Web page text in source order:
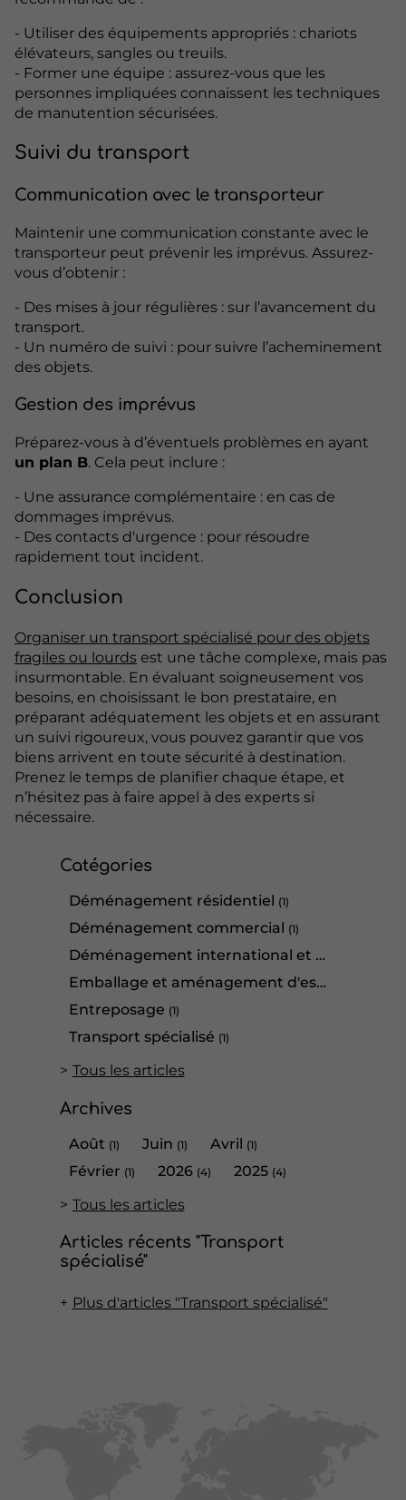
Catégories
Déménagement résidentiel (1)
Déménagement commercial (1)
Déménagement international et outre mer
Emballage et aménagement d'espace
Entreposage (1)
Transport spécialisé (1)
Tous les articles
Archives
Août (1) Juin (1) Avril (1)
Février (1) 2026 (4) 2025 (4)
Tous les articles
Articles récents "Transport
spécialisé"
Plus d'articles "Transport spécialisé"
- Utiliser des équipements appropriés : chariots
élévateurs, sangles ou treuils.
- Former une équipe : assurez-vous que les
personnes impliquées connaissent les techniques
de manutention sécurisées.
Suivi du transport
Communication avec le transporteur
Maintenir une communication constante avec le
transporteur peut prévenir les imprévus. Assurez-
vous d’obtenir :
- Des mises à jour régulières : sur l’avancement du
transport.
- Un numéro de suivi : pour suivre l’acheminement
des objets.
Gestion des imprévus
Préparez-vous à d’éventuels problèmes en ayant
un plan B. Cela peut inclure :
- Une assurance complémentaire : en cas de
dommages imprévus.
- Des contacts d'urgence : pour résoudre
rapidement tout incident.
Conclusion
Organiser un transport spécialisé pour des objets
fragiles ou lourds est une tâche complexe, mais pas
insurmontable. En évaluant soigneusement vos
besoins, en choisissant le bon prestataire, en
préparant adéquatement les objets et en assurant
un suivi rigoureux, vous pouvez garantir que vos
biens arrivent en toute sécurité à destination.
Prenez le temps de planifier chaque étape, et
n’hésitez pas à faire appel à des experts si
nécessaire.